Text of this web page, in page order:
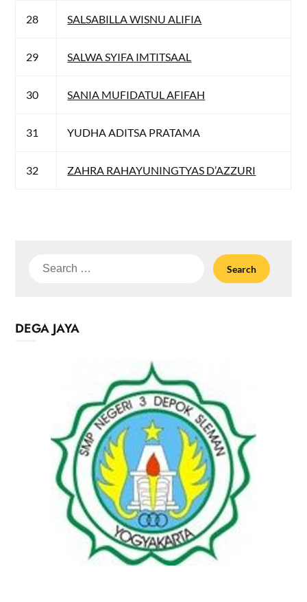
28 SALSABILLA WISNU ALIFIA
29 SALWA SYIFA IMTITSAAL
30 SANIA MUFIDATUL AFIFAH
31 YUDHA ADITSA PRATAMA
32 ZAHRA RAHAYUNINGTYAS D’AZZURI
Search
DEGA JAYA